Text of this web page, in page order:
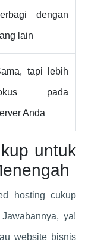
dengan
lain
tapi lebih
pada
Anda
untuk
hosting cukup
ya!
website bisnis